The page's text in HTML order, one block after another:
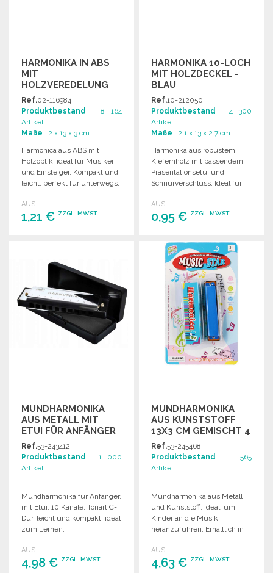
HARMONIKA IN ABS
MIT
HOLZVEREDELUNG
ZU
GROSSHANDELSPREISEN
Ref.02-116984
Produktbestand : 8 164
Artikel
Maße : 2 x 13 x 3 cm
Harmonica aus ABS mit
Holzoptik, ideal für Musiker
und Einsteiger. Kompakt und
leicht, perfekt für unterwegs.
AUS
1,21 € ZZGL. MWST.
Angebot anfordern
HARMONIKA 10-LOCH
MIT HOLZDECKEL -
BLAU
Ref.10-212050
Produktbestand : 4 300
Artikel
Maße : 2.1 x 13 x 2.7 cm
Harmonika aus robustem
Kiefernholz mit passendem
Präsentationsetui und
Schnürverschluss. Ideal für
AUS
0,95 € ZZGL. MWST.
BESTELLEN
Angebot anfordern
MUNDHARMONIKA
AUS METALL MIT
ETUI FÜR ANFÄNGER
Ref.53-243412
Produktbestand : 1 000
Artikel
Mundharmonika für Anfänger,
mit Etui, 10 Kanäle, Tonart C-
Dur, leicht und kompakt, ideal
zum Lernen.
AUS
4,98 € ZZGL. MWST.
MUNDHARMONIKA
AUS KUNSTSTOFF
13X3 CM GEMISCHT 4
FARBEN ZU
GROSSHANDELSPREISEN
Ref.53-245468
Produktbestand : 565
Artikel
Mundharmonika aus Metall
und Kunststoff, ideal, um
Kinder an die Musik
heranzuführen. Erhältlich in
Abmessungen.
AUS
4,63 € ZZGL. MWST.